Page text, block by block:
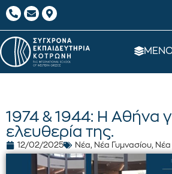
1974 & 1944: Η Αθήνα
ελευθερία της.
12/02/2025 Νέα, Νέα Γυμνασίου, Νέα